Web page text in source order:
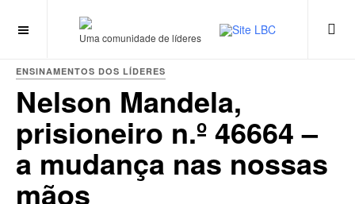
Uma comunidade de líderes
ENSINAMENTOS DOS LÍDERES
Nelson Mandela,
prisioneiro n.º 46664 –
a mudança nas nossas
mãos